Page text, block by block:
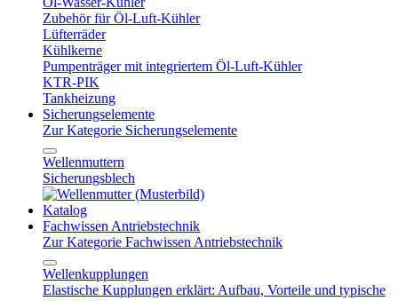
Zubehör für Öl-Luft-Kühler
Lüfterräder
Kühlkerne
Pumpenträger mit integriertem Öl-Luft-Kühler
KTR-PIK
Tankheizung
Sicherungselemente
Zur Kategorie Sicherungselemente
Wellenmuttern
Sicherungsblech
Katalog
Fachwissen Antriebstechnik
Zur Kategorie Fachwissen Antriebstechnik
Wellenkupplungen
Elastische Kupplungen erklärt: Aufbau, Vorteile und typische